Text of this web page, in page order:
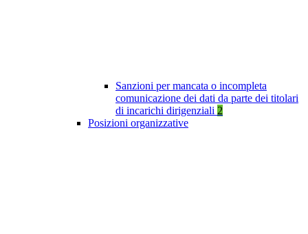
Sanzioni per mancata o incompleta
comunicazione dei dati da parte dei titolari
di incarichi dirigenziali 2
Posizioni organizzative